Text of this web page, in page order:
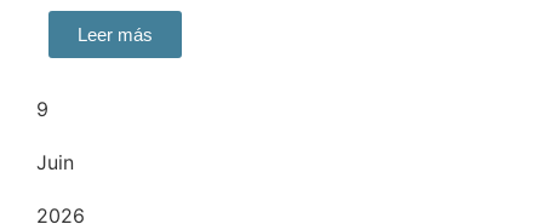
Leer más
9
Juin
2026